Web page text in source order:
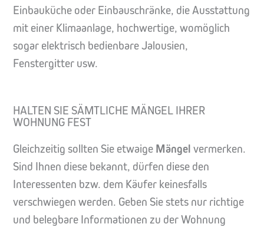
Einbauküche oder Einbauschränke, die Ausstattung
mit einer Klimaanlage, hochwertige, womöglich
sogar elektrisch bedienbare Jalousien,
Fenstergitter usw.
HALTEN SIE SÄMTLICHE MÄNGEL IHRER
WOHNUNG FEST
Gleichzeitig sollten Sie etwaige Mängel vermerken.
Sind Ihnen diese bekannt, dürfen diese den
Interessenten bzw. dem Käufer keinesfalls
verschwiegen werden. Geben Sie stets nur richtige
und belegbare Informationen zu der Wohnung